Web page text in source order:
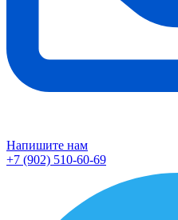
Напишите нам
+7 (902) 510-60-69